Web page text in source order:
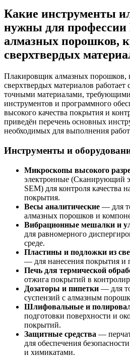
Какие инструменты
нужны для
алмазных порошков,
сверхтвердых
Плакировщик алмазных порошков,
сверхтвердых материалов
точными материалами,
инструментов и программного
высокого качества покрытия и
приведён перечень основных
необходимых для выполнения
Инструменты и
Микроскопы высокого
электронные (Сканирующий
SEM) для контроля качества
покрытия.
Весы аналитические — для
алмазных порошков и
Вибрационные мешалки и
для равномерного
среде.
Пластины и подложки из
— для нанесения покрытия и
Печь для термической
отжига покрытий в
Дозаторы и пипетки — для
суспензий с алмазным
Шлифовальные и
подготовки поверхности и
покрытий.
Защитные средства —
для обеспечения
и химикатами.